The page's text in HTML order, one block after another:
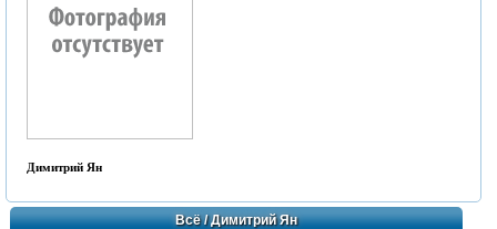
Димитрий Ян
Всё/ Димитрий Ян